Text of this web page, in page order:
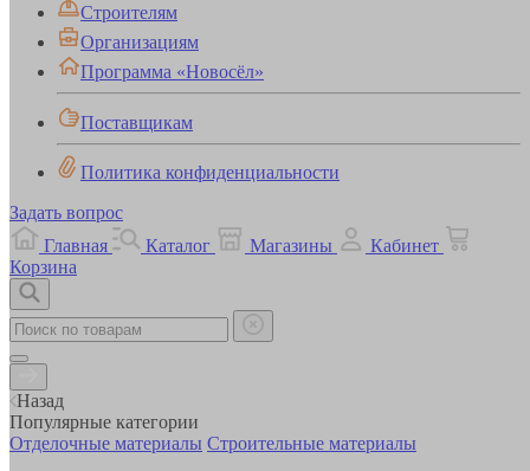
Строителям
Организациям
Программа «Новосёл»
Поставщикам
Политика конфиденциальности
Задать вопрос
Главная
Каталог Магазины
Кабинет
Корзина
Назад
Популярные категории
Отделочные материалы Строительные материалы